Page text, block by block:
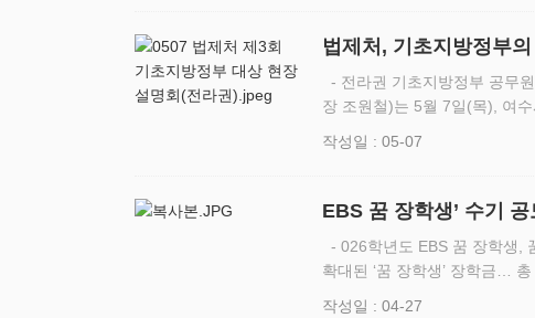
법제처, 기초지방정부
회 개최
- 전라권 기초지방정부 공무
장 조원철)는 5월 7일(목), 여
회를 개최했다. …
작성일 : 05-07
EBS 꿈 장학생’ 수기
- 026학년도 EBS 꿈 장학생, 꿈을 위해 노력한 학생 13명 선발 - 전년 대비 약 2배
확대된 ‘꿈 장학생’ 장학금…
작성일 : 04-27